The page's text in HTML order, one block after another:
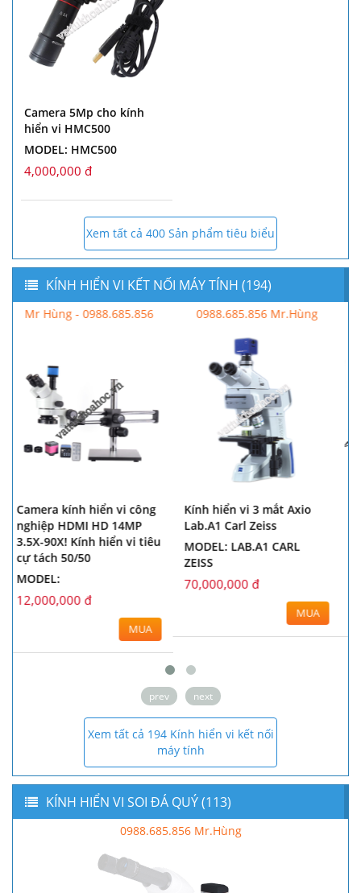
Camera 5Mp cho kính
hiển vi HMC500
MODEL: HMC500
4,000,000 đ
Xem tất cả 400 Sản phẩm tiêu biểu
KÍNH HIỂN VI KẾT NỐI MÁY TÍNH (194)
0988.685.856 Mr.Hùng
Kính hiển vi 3 mắt Axio
Lab.A1 Carl Zeiss
MODEL: LAB.A1 CARL
ZEISS
70,000,000 đ
Mr Hùng - 0988.685.856
Kính hiển vi 3 mắt camera
và màn hình SZM7045-T-
14Mp
MODEL: SZM7045-T-14MP
4,500,000 đ
MUA
prev next
Xem tất cả 194 Kính hiển vi kết nối
máy tính
KÍNH HIỂN VI SOI ĐÁ QUÝ (113)
0988.685.856 Mr.Hùng